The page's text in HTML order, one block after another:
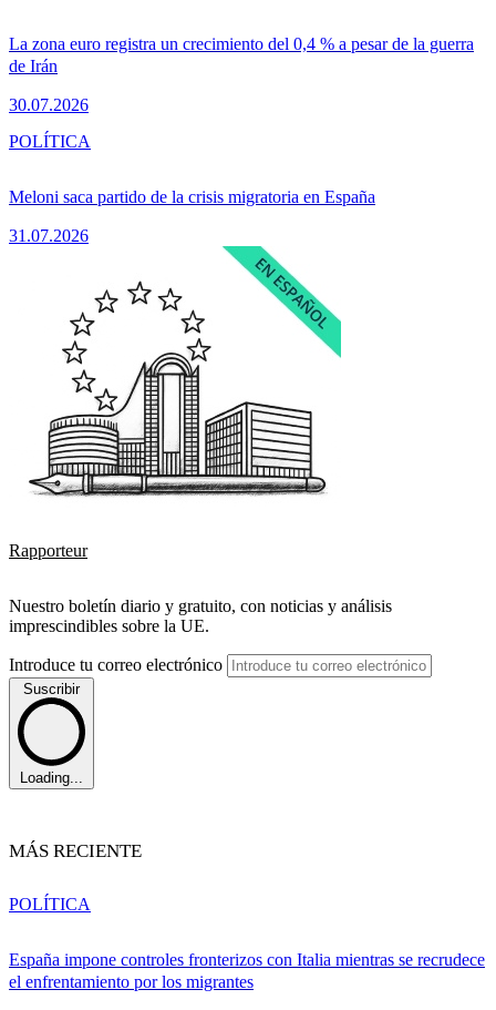
La zona euro registra un crecimiento del 0,4 % a pesar de la guerra
de Irán
30.07.2026
Meloni saca partido de la crisis migratoria en España
31.07.2026
POLÍTICA
Rapporteur
Nuestro boletín diario y gratuito, con noticias y análisis
imprescindibles sobre la UE.
Introduce tu correo electrónico
Suscribir
Loading...
MÁS RECIENTE
España impone controles fronterizos con Italia mientras se recrudece
el enfrentamiento por los migrantes
POLÍTICA